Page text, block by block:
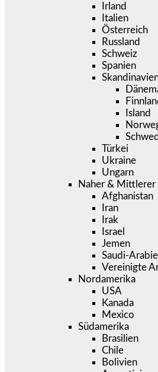
Irland
Italien
Österreich
Russland
Schweiz
Spanien
Island
Türkei
Ukraine
Ungarn
Naher & Mittlerer
Afghanistan
Iran
Irak
Israel
Jemen
Saudi-
Vereinigte
Nordamerika
USA
Kanada
Mexico
Südamerika
Brasilien
Chile
Bolivien